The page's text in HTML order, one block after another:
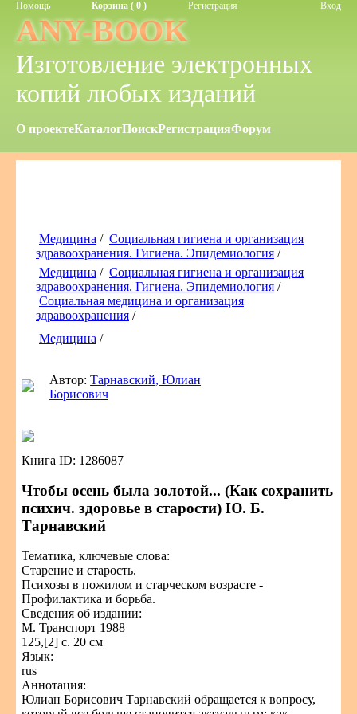
Помощь Корзина ( 0 ) Регистрация Вход
ANY-BOOK
Изготовление электронных
копий любых изданий
О проектеКаталогПоискРегистрацияФорум
Медицина / Социальная гигиена и организация
здравоохранения. Гигиена. Эпидемиология /
Медицина / Социальная гигиена и организация
здравоохранения. Гигиена. Эпидемиология /
Социальная медицина и организация
здравоохранения /
Медицина /
Автор:Тарнавский, Юлиан
Борисович
Книга ID: 1286087
Чтобы осень была золотой... (Как сохранить
психич. здоровье в старости) Ю. Б.
Тарнавский
Тематика, ключевые слова:
Старение и старость.
Психозы в пожилом и старческом возрасте -
Профилактика и борьба.
Сведения об издании:
М. Транспорт 1988
125,[2] с. 20 см
Язык:
rus
Аннотация:
Юлиан Борисович Тарнавский обращается к вопросу,